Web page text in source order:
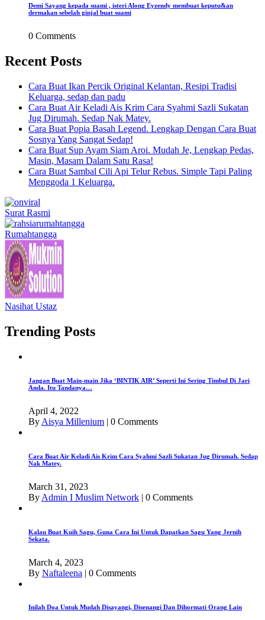
Demi Sayang kepada suami , isteri Along Eyzendy membuat keputu&an
dermakan sebelah ginjal buat suami
0 Comments
Recent Posts
Cara Buat Ikan Percik Original Kelantan, Resipi Tradisi
Keluarga, sedap dan padu
Cara Buat Air Keladi Ais Krim Cara Syahmi Sazli Sukatan
Jug Dirumah. Sedap Nak Matey.
Cara Buat Popia Basah Legend. Lengkap Dengan Cara Buat
Sosnya Yang Sangat Sedap!
Cara Buat Sup Ayam Siam Aroi. Mudah Je, Lengkap Pedas,
Masin, Masam Dalam Satu Rasa!
Cara Buat Sambal Cili Api Telur Rebus. Simple Tapi Paling
Menggoda 1 Keluarga.
Surat Rasmi
Rumahtangga
Nasihat Ustaz
Trending Posts
Jangan Buat Main-main Jika ‘BINTIK AIR’ Seperti Ini Sering Timbul Di Jari
Anda. Itu Tandanya…
April 4, 2022
By Aisya Millenium | 0 Comments
Cara Buat Air Keladi Ais Krim Cara Syahmi Sazli Sukatan Jug Dirumah. Sedap
Nak Matey.
March 31, 2023
By Admin I Muslim Network | 0 Comments
Kalau Buat Kuih Sagu, Guna Cara Ini Untuk Dapatkan Sagu Yang Jernih
Sekata.
March 4, 2023
By Naftaleena | 0 Comments
Inilah Doa Untuk Mudah Disayangi, Disenangi Dan Dihormati Orang Lain